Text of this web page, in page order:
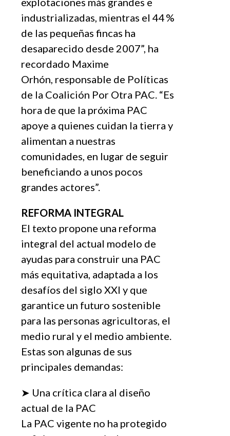
industrializadas, mientras el 44 %
de las pequeñas fincas ha
desaparecido desde 2007”, ha
recordado Maxime
Orhón, responsable de Políticas
de la Coalición Por Otra PAC. “Es
hora de que la próxima PAC
apoye a quienes cuidan la tierra y
alimentan a nuestras
comunidades, en lugar de seguir
beneficiando a unos pocos
grandes actores”.
REFORMA INTEGRAL
El texto propone una reforma
integral del actual modelo de
ayudas para construir una PAC
más equitativa, adaptada a los
desafíos del siglo XXI y que
garantice un futuro sostenible
para las personas agricultoras, el
medio rural y el medio ambiente.
Estas son algunas de sus
principales demandas:
➤ Una crítica clara al diseño
actual de la PAC
La PAC vigente no ha protegido